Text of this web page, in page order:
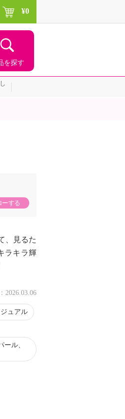
を探す
¥0
ーする
、見るた
ラキラ輝
2026.03.06
ュアル
ル、